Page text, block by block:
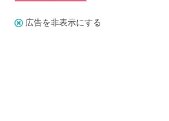
広告を非表示にする